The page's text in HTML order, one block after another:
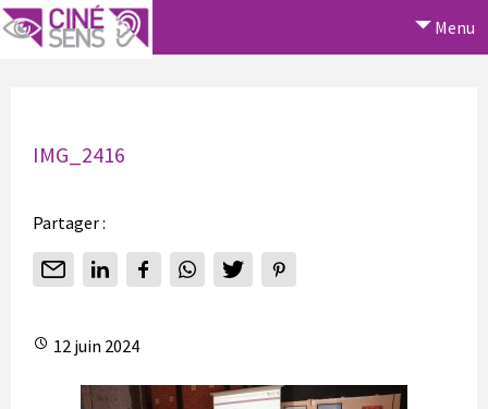
Menu
IMG_2416
Partager :
12 juin 2024